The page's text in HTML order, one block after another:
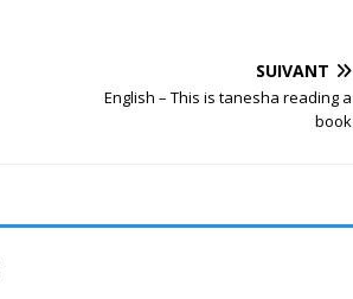
SUIVANT
English – This is tanesha reading a
book